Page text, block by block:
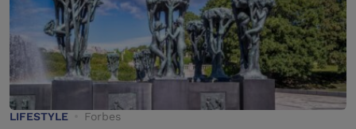
LIFESTYLE Forbes